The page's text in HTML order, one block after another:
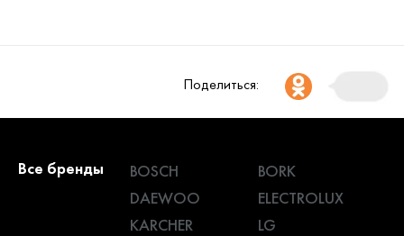
Поделиться:
Все бренды BOSCH
BORK
DAEWOO
ELECTROLUX
KARCHER
LG